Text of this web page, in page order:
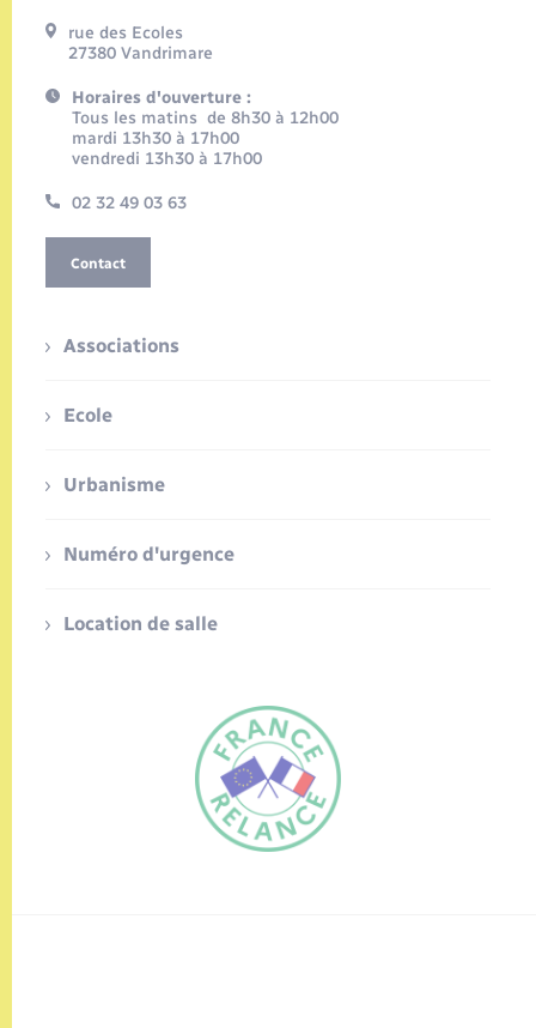
FR
rue des Ecoles
27380 Vandrimare
Horaires d'ouverture :
Tous les matins de 8h30 à 12h00
mardi 13h30 à 17h00
vendredi 13h30 à 17h00
02 32 49 03 63
Contact
Associations
Ecole
Urbanisme
Numéro d'urgence
Location de salle